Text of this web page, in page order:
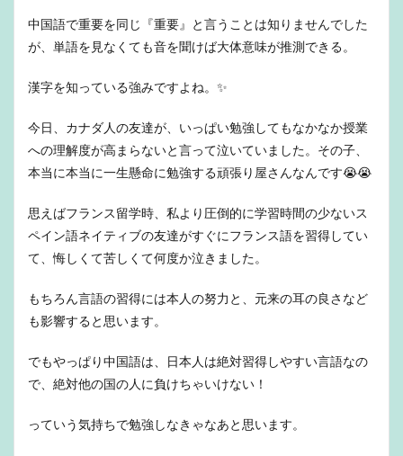
中国語で重要を同じ『重要』と言うことは知りませんでした
が、単語を見なくても音を聞けば大体意味が推測できる。
漢字を知っている強みですよね。✨
今日、カナダ人の友達が、いっぱい勉強してもなかなか授業
への理解度が高まらないと言って泣いていました。その子、
本当に本当に一生懸命に勉強する頑張り屋さんなんです😭😭
思えばフランス留学時、私より圧倒的に学習時間の少ないス
ペイン語ネイティブの友達がすぐにフランス語を習得してい
て、悔しくて苦しくて何度か泣きました。
もちろん言語の習得には本人の努力と、元来の耳の良さなど
も影響すると思います。
でもやっぱり中国語は、日本人は絶対習得しやすい言語なの
で、絶対他の国の人に負けちゃいけない！
っていう気持ちで勉強しなきゃなあと思います。